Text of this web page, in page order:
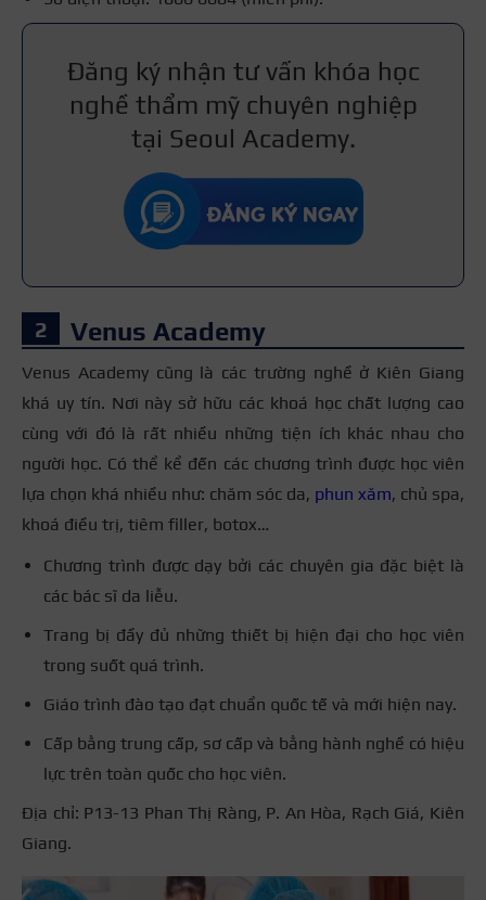
Đăng ký nhận tư vấn khóa học
nghề thẩm mỹ chuyên nghiệp
tại Seoul Academy.
Venus Academy
Venus Academy cũng là các trường nghề ở Kiên Giang
khá uy tín. Nơi này sở hữu các khoá học chất lượng cao
cùng với đó là rất nhiều những tiện ích khác nhau cho
người học. Có thể kể đến các chương trình được học viên
lựa chọn khá nhiều như: chăm sóc da, phun xăm, chủ spa,
khoá điều trị, tiêm filler, botox…
Chương trình được dạy bởi các chuyên gia đặc biệt là
các bác sĩ da liễu.
Trang bị đầy đủ những thiết bị hiện đại cho học viên
trong suốt quá trình.
Giáo trình đào tạo đạt chuẩn quốc tế và mới hiện nay.
Cấp bằng trung cấp, sơ cấp và bằng hành nghề có hiệu
lực trên toàn quốc cho học viên.
Địa chỉ: P13-13 Phan Thị Ràng, P. An Hòa, Rạch Giá, Kiên
Giang.